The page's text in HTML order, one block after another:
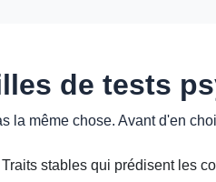
de tests
la même chose. Avant d'en
stables qui prédisent les